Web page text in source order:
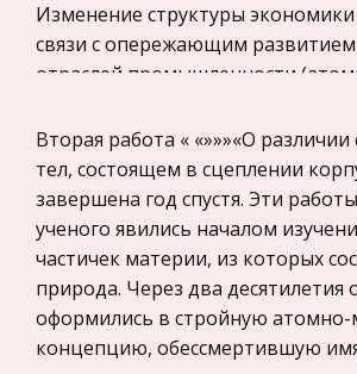
Культурология
Экологическое право
Теория государства и права
История отечественного
права
Микроэкономика, экономика
предпринимательство
Нероссийское
Международные
Изменение структуры
связи с опережающим
отраслей промышленности
качественное
повы
Типологическая модель
Большую роль здесь играют
условия и конкретные жизненные
обстоятельства, в которых
жизненный путь человека. По
Вторая работа « «»»»«О
тел, состоящем в сцеплении
завершена год спустя. Эти
ученого явились началом
частичек материи, из которых
природа. Через два десятилетия
оформились в стройную атомно-
концепцию, обессмертившую